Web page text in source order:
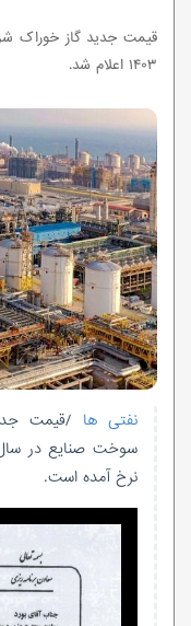
قیمت جدید گاز خوراک
۱۴۰۳ اعلام شد.
نفتی ها /قیمت
نرخ آمده است.